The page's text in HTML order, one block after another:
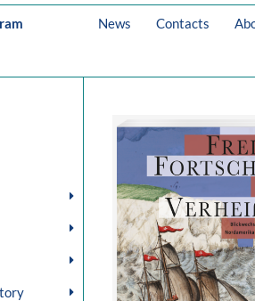
News Contacts